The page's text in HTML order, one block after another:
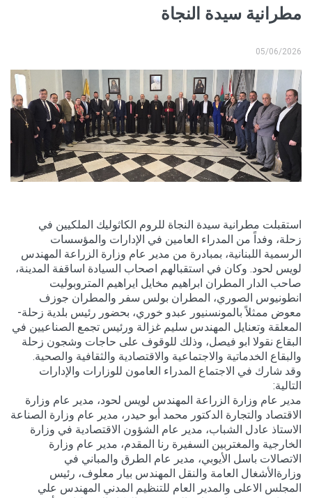
مطرانية سيدة النجاة
05/06/2026
استقبلت مطرانية سيدة النجاة للروم الكاثوليك الملكيين في
زحلة، وفداً من المدراء العامين في الإدارات والمؤسسات
الرسمية اللبنانية، بمبادرة من مدير عام وزارة الزراعة المهندس
لويس لحود. وكان في استقبالهم اصحاب السيادة اساقفة المدينة،
صاحب الدار المطران ابراهيم مخايل ايراهيم المتروبوليت
انطونيوس الصوري، المطران بولس سفر والمطران جوزف
معوض ممثلاً بالمونسنيور عبدو خوري، بحضور رئيس بلدية زحلة-
المعلقة وتعنايل المهندس سليم غزالة ورئيس تجمع الصناعيين في
البقاع نقولا ابو فيصل، وذلك للوقوف على حاجات وشجون زحلة
والبقاع الخدماتية والاجتماعية والاقتصادية والثقافية والصحية.
وقد شارك في الاجتماع المدراء العامون للوزارات والإدارات
التالية:
مدير عام وزارة الزراعة المهندس لويس لحود، مدير عام وزارة
الاقتصاد والتجارة الدكتور محمد أبو حيدر، مدير عام وزارة الصناعة
الاستاذ عادل الشباب، مدير عام الشؤون الاقتصادية في وزارة
الخارجية والمغتربين السفيرة رنا المقدم، مدير عام وزارة
الاتصالات باسل الأيوبي، مدير عام الطرق والمباني في
وزارةالأشغال العامة والنقل المهندس بيار معلوف، رئيس
المجلس الاعلى والمدير العام للتنظيم المدني المهندس علي